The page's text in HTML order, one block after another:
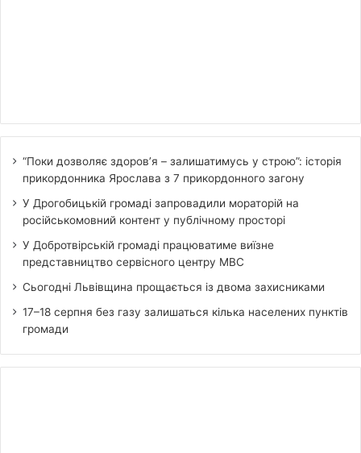
“Поки дозволяє здоров’я – залишатимусь у строю”: історія
прикордонника Ярослава з 7 прикордонного загону
У Дрогобицькій громаді запровадили мораторій на
російськомовний контент у публічному просторі
У Добротвірській громаді працюватиме виїзне
представництво сервісного центру МВС
Сьогодні Львівщина прощається із двома захисниками
17–18 серпня без газу залишаться кілька населених пунктів
громади